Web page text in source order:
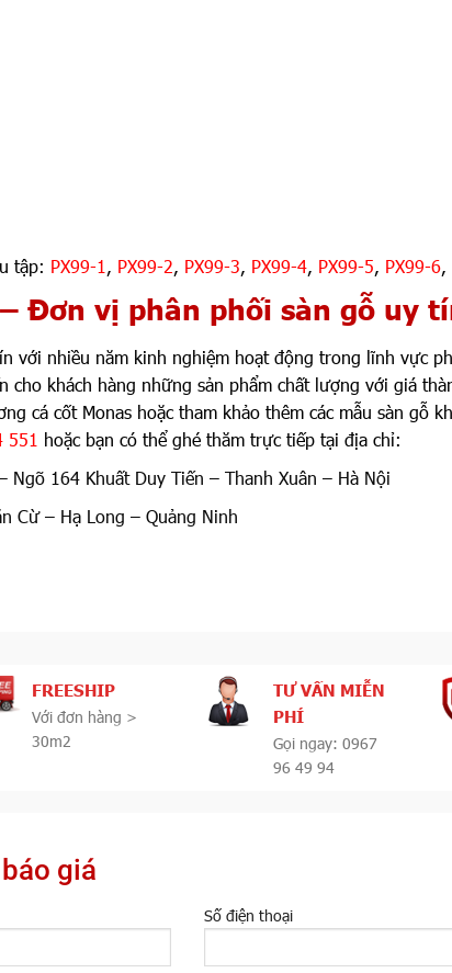
tập: PX99-1, PX99-2, PX99-3, PX99-4, PX99-5, PX99-6,
Đơn vị phân phối sàn gỗ uy
với nhiều năm kinh nghiệm hoạt động trong lĩnh vực
cho khách hàng những sản phẩm chất lượng với giá
cá cốt Monas hoặc tham khảo thêm các mẫu sàn gỗ
551 hoặc bạn có thể ghé thăm trực tiếp tại địa chỉ:
164 Khuất Duy Tiến – Thanh Xuân – Hà Nội
Cừ – Hạ Long – Quảng Ninh
FREESHIP
Với đơn hàng >
30m2
TƯ VẤN MIỄN
PHÍ
Gọi ngay: 0967
96 49 94
giá
Số điện thoại